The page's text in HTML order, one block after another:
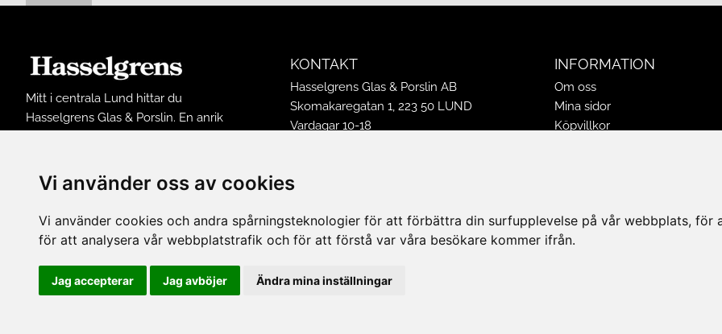
Vi använder oss av cookies
Vi använder cookies och andra spårningsteknologier för att förbättra din surfupplevelse på vår webbplats, för
för att analysera vår webbplatstrafik och för att förstå var våra besökare kommer ifrån.
Jag accepterar Jag avböjer Ändra mina inställningar
Mitt i centrala Lund hittar du
Hasselgrens Glas & Porslin. En anrik
sortiment av inredningsprodukter och
husgeråd från många kända
varumärken.
KONTAKT
Hasselgrens Glas & Porslin AB
Skomakaregatan 1, 223 50 LUND
Vardagar 10-18
Avvikande öppettider 2026
E-post:butik@hasselgrens.se
INFORMATION
Om oss
Mina sidor
Köpvillkor